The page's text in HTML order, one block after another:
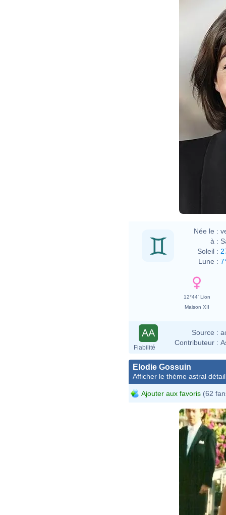
Née le :
à :
Soleil :
Lune :
12°44' Lion
Maison XII
AA
Fiabilité
Source :
Contributeur :
Elodie Gossuin
Afficher le thème astral
Ajouter aux favoris (62